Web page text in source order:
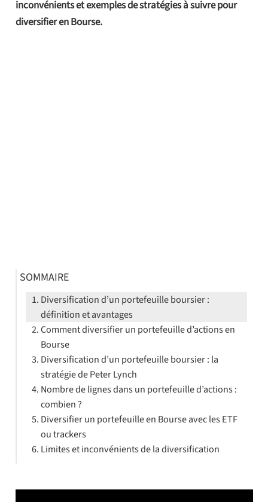
inconvénients et exemples de stratégies à suivre pour
diversifier en Bourse.
SOMMAIRE
Diversification d’un portefeuille boursier :
définition et avantages
Comment diversifier un portefeuille d’actions en
Bourse
Diversification d’un portefeuille boursier : la
stratégie de Peter Lynch
Nombre de lignes dans un portefeuille d’actions :
combien ?
Diversifier un portefeuille en Bourse avec les ETF
ou trackers
Limites et inconvénients de la diversification